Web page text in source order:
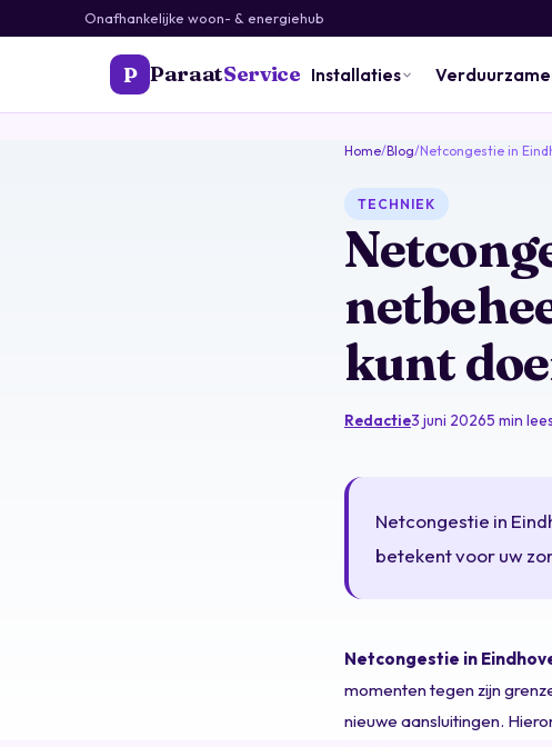
Onafhankelijke woon- & energiehub
P ParaatService Installaties
Home/Blog/Netcongestie in
TECHNIEK
kunt
Redactie3 juni 20265 min
Netcongestie in
betekent voor uw
Netcongestie in
momenten tegen zijn
nieuwe aansluitingen.